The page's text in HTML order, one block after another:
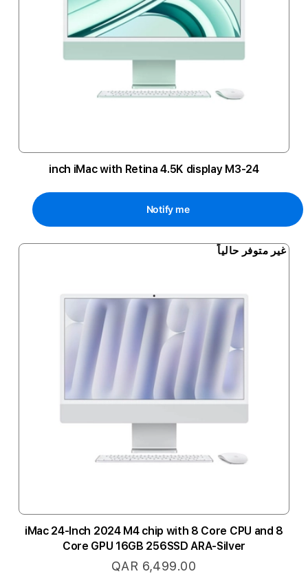
24-inch iMac with Retina 4.5K display M3
Notify me
غير متوفر حالياً
iMac 24-Inch 2024 M4 chip with 8 Core CPU and 8
Core GPU 16GB 256SSD ARA-Silver
QAR 6,499.00